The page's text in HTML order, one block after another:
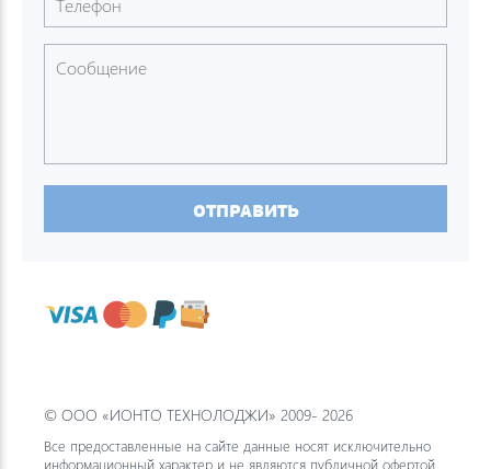
ОТПРАВИТЬ
© ООО «ИОНТО ТЕХНОЛОДЖИ» 2009- 2026
Все предоставленные на сайте данные носят исключительно
информационный характер и не являются публичной офертой.